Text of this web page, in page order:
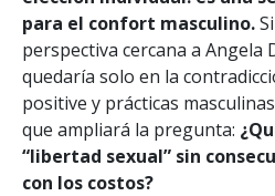
para el confort masculino.
perspectiva cercana a Angela
quedaría solo en la
positive y prácticas
que ampliará la pregunta:
“libertad sexual” sin
con los costos?